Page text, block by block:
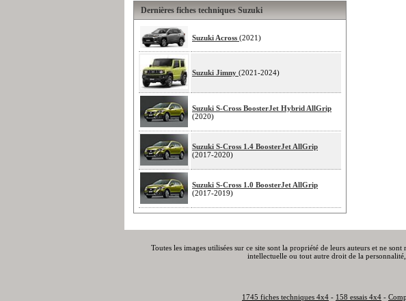
Dernières fiches techniques Suzuki
Suzuki Across (2021)
Suzuki Jimny (2021-2024)
Suzuki S-Cross BoosterJet Hybrid AllGrip
(2020)
Suzuki S-Cross 1.4 BoosterJet AllGrip
(2017-2020)
Suzuki S-Cross 1.0 BoosterJet AllGrip
(2017-2019)
Toutes les images utilisées sur ce site sont la propriété de leurs auteurs et ne
intellectuelle ou tout autre droit de la
1745 fiches techniques 4x4 - 158 essais 4x4 -